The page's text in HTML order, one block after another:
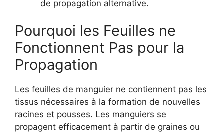
de propagation alternative.
Pourquoi les Feuilles ne
Fonctionnent Pas pour la
Propagation
Les feuilles de manguier ne contiennent pas les
tissus nécessaires à la formation de nouvelles
racines et pousses. Les manguiers se
propagent efficacement à partir de graines ou